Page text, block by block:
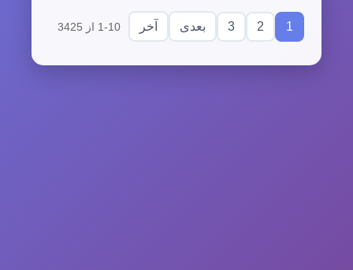
1
2
3 بعدی آخر 1-10 از 3425